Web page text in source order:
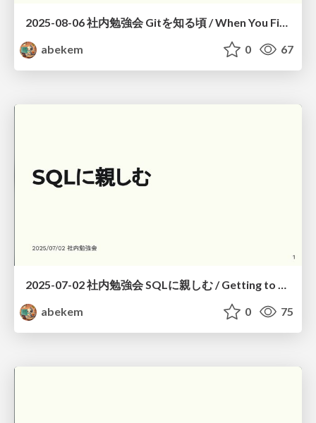
abekem
0 67
2025-07-02 社内勉強会 SQLに親しむ / Getting to Know SQL
abekem
0 75